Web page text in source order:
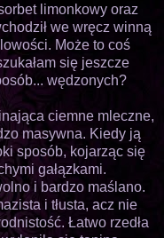
limonkowy oraz
we wręcz winną
Może to coś
się jeszcze
wędzonych?
ciemne mleczne,
masywna. Kiedy ją
sposób, kojarząc się
gałązkami.
i bardzo maślano.
i tłusta, acz nie
Łatwo rzedła